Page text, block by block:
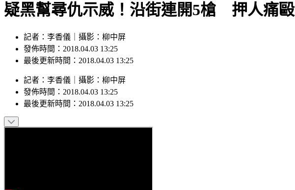
疑黑幫尋仇示威！沿街連開5槍 押人痛毆
記者：李香儀｜攝影：柳中屏
發佈時間：2018.04.03 13:25
最後更新時間：2018.04.03 13:25
記者 ： 李香儀 攝影 ： 柳中屏
發佈時間： 2018.04.03 13:25
最後更新時間： 2018.04.03 13:25